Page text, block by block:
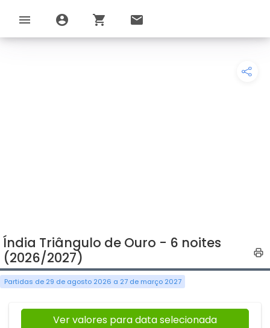
menu account_circle shopping_cart email
Índia Triângulo de Ouro - 6 noites
(2026/2027)
Partidas de 29 de agosto 2026 a 27 de março 2027
Ver valores para data selecionada